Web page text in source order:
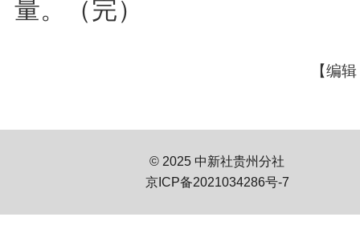
量。（完）
【编
© 2025 中新社贵州分社
京ICP备2021034286号-7